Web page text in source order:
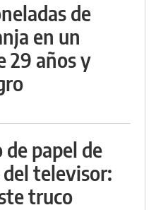
de
en un
29 años y
papel de
televisor:
truco